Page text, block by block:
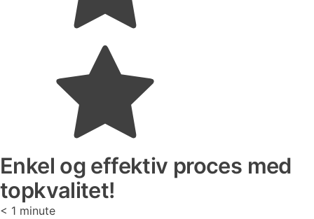
Enkel og effektiv proces med
topkvalitet!
< 1 minute